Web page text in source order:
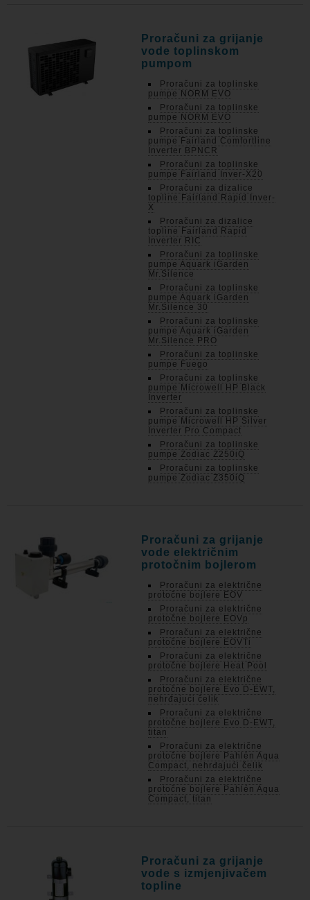
Proračuni za grijanje
vode toplinskom
pumpom
Proračuni za toplinske
pumpe NORM EVO
Proračuni za toplinske
pumpe NORM EVO
Proračuni za toplinske
pumpe Fairland Comfortline
Inverter BPNCR
Proračuni za toplinske
pumpe Fairland Inver-X20
Proračuni za dizalice
topline Fairland Rapid Inver-
X
Proračuni za dizalice
topline Fairland Rapid
Inverter RIC
Proračuni za toplinske
pumpe Aquark iGarden
Mr.Silence
Proračuni za toplinske
pumpe Aquark iGarden
Mr.Silence 30
Proračuni za toplinske
pumpe Aquark iGarden
Mr.Silence PRO
Proračuni za toplinske
pumpe Fuego
Proračuni za toplinske
pumpe Microwell HP Black
Inverter
Proračuni za toplinske
pumpe Microwell HP Silver
Inverter Pro Compact
Proračuni za toplinske
pumpe Zodiac Z250iQ
Proračuni za toplinske
pumpe Zodiac Z350iQ
Proračuni za grijanje
vode električnim
protočnim bojlerom
Proračuni za električne
protočne bojlere EOV
Proračuni za električne
protočne bojlere EOVp
Proračuni za električne
protočne bojlere EOVTi
Proračuni za električne
protočne bojlere Heat Pool
Proračuni za električne
protočne bojlere Evo D-EWT,
nehrđajući čelik
Proračuni za električne
protočne bojlere Evo D-EWT,
titan
Proračuni za električne
protočne bojlere Pahlén Aqua
Compact, nehrđajući čelik
Proračuni za električne
protočne bojlere Pahlén Aqua
Compact, titan
Proračuni za grijanje
vode s izmjenjivačem
topline